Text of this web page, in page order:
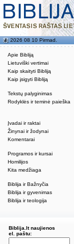
Apie Bibliją
Lietuviški vertimai
Kaip skaityti Bibliją
Kaip įsigyti Bibliją
Tekstų palyginimas
Rodyklės ir teminė paieška
Įvadai ir raktai
Žinynai ir žodynai
Komentarai
Programos ir kursai
Homilijos
Kita medžiaga
Biblija ir Bažnyčia
Biblija ir gyvenimas
Biblija ir teologija
2026 08 10 Pirmad.
Biblija.lt naujienos
el. paštu: